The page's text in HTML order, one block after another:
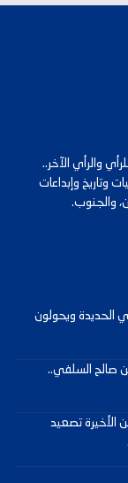
والرأي الآخر..
وتاريخ وإبداعات
والجنوب.
الحديدة ويحولون
صالح السلفي..
الأخيرة تصعيد